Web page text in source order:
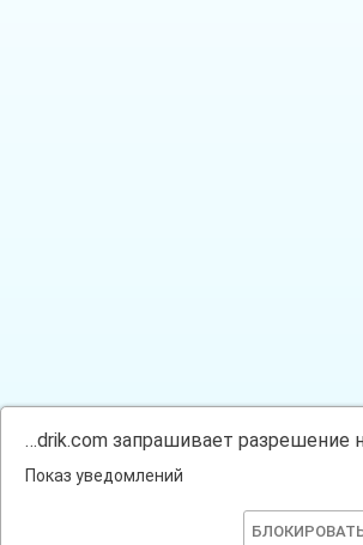
…drik.com запрашивает разрешение
Показ уведомлений